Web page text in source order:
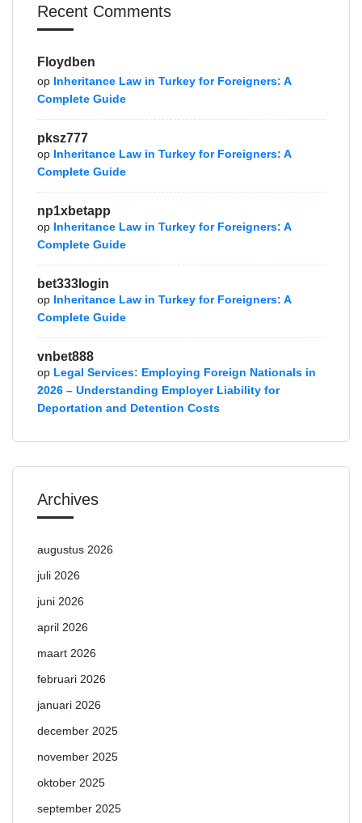
Recent Comments
Floydben
op Inheritance Law in Turkey for Foreigners: A
Complete Guide
pksz777
op Inheritance Law in Turkey for Foreigners: A
Complete Guide
np1xbetapp
op Inheritance Law in Turkey for Foreigners: A
Complete Guide
bet333login
op Inheritance Law in Turkey for Foreigners: A
Complete Guide
vnbet888
op Legal Services: Employing Foreign Nationals in
2026 – Understanding Employer Liability for
Deportation and Detention Costs
Archives
augustus 2026
juli 2026
juni 2026
april 2026
maart 2026
februari 2026
januari 2026
december 2025
november 2025
oktober 2025
september 2025